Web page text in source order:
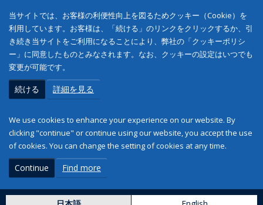
当サイトでは、お客様の利便性向上を図るためクッキー（Cookie）を
利用しています。お客様は、「続ける」のリンクをクリックするか、引
き続き当サイトをご利用になることにより、弊社の「クッキーポリシ
ー」に同意したものとみなされます。なお、クッキーの設定はいつでも
変更が可能です。
続ける 詳細を見る
We use cookies to enhance your experience on our website. By
clicking "continue" or continue using our website, you accept the use
of cookies. You can change the setting of cookies at any time.
Continue Find more